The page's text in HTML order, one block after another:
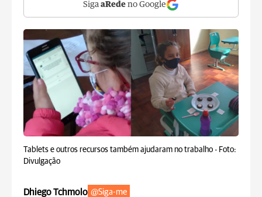
Siga aRede no Google
Tablets e outros recursos também ajudaram no trabalho - Foto:
Divulgação
Dhiego Tchmolo @Siga-me